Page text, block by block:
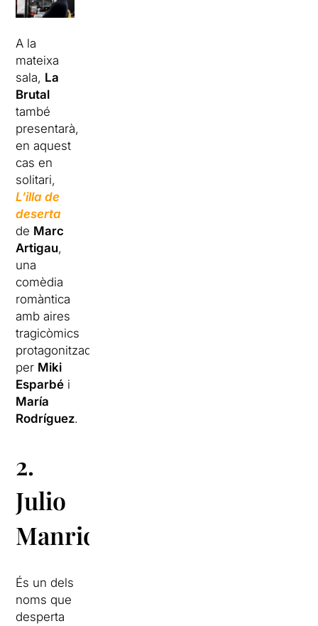
A la
mateixa
sala, La
Brutal
també
presentarà,
en aquest
cas en
solitari,
L’illa de
deserta
de Marc
Artigau,
una
comèdia
romàntica
amb aires
tragicòmics
protagonitzada
per Miki
Esparbé i
María
Rodríguez.
2.
Julio
Manrique
És un dels
noms que
desperta